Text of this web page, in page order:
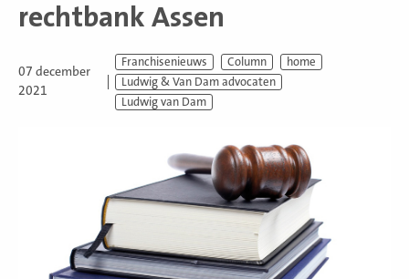
rechtbank Assen
07 december
2021
Franchisenieuws Column
home
Ludwig & Van Dam advocaten
Ludwig van Dam